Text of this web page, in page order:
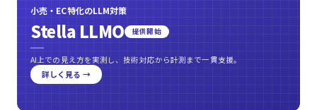
小売・EC特化のLLM対策
Stella LLMO 提供開始
AI上での見え方を実測し、技術対応から計測まで一貫支援。
詳しく見る →